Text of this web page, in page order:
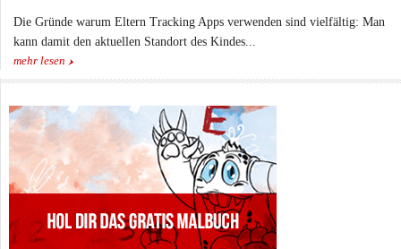
Die Gründe warum Eltern Tracking Apps verwenden sind vielfältig: Man
kann damit den aktuellen Standort des Kindes...
mehr lesen